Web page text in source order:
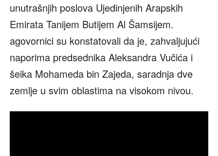
unutrašnjih poslova Ujedinjenih Arapskih
Emirata Tanijem Butijem Al Šamsijem.
agovornici su konstatovali da je, zahvaljujući
naporima predsednika Aleksandra Vučića i
šeika Mohameda bin Zajeda, saradnja dve
zemlje u svim oblastima na visokom nivou.